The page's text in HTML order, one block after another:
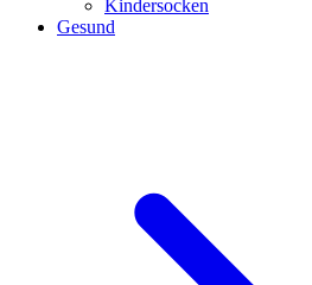
Kindersocken
Gesund